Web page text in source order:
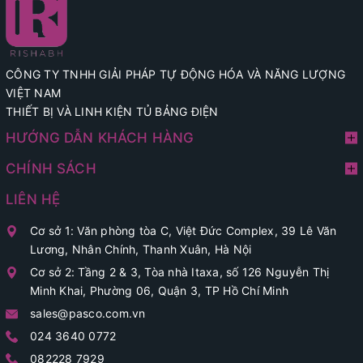
CÔNG TY TNHH GIẢI PHÁP TỰ ĐỘNG HÓA VÀ NĂNG LƯỢNG
VIỆT NAM
THIẾT BỊ VÀ LINH KIỆN TỦ BẢNG ĐIỆN
HƯỚNG DẪN KHÁCH HÀNG
CHÍNH SÁCH
LIÊN HỆ
Cơ sở 1: Văn phòng tòa C, Việt Đức Complex, 39 Lê Văn
Lương, Nhân Chính, Thanh Xuân, Hà Nội
Cơ sở 2: Tầng 2 & 3, Tòa nhà Itaxa, số 126 Nguyễn Thị
Minh Khai, Phường 06, Quận 3, TP Hồ Chí Minh
sales@pasco.com.vn
024 3640 0772
082228 7929